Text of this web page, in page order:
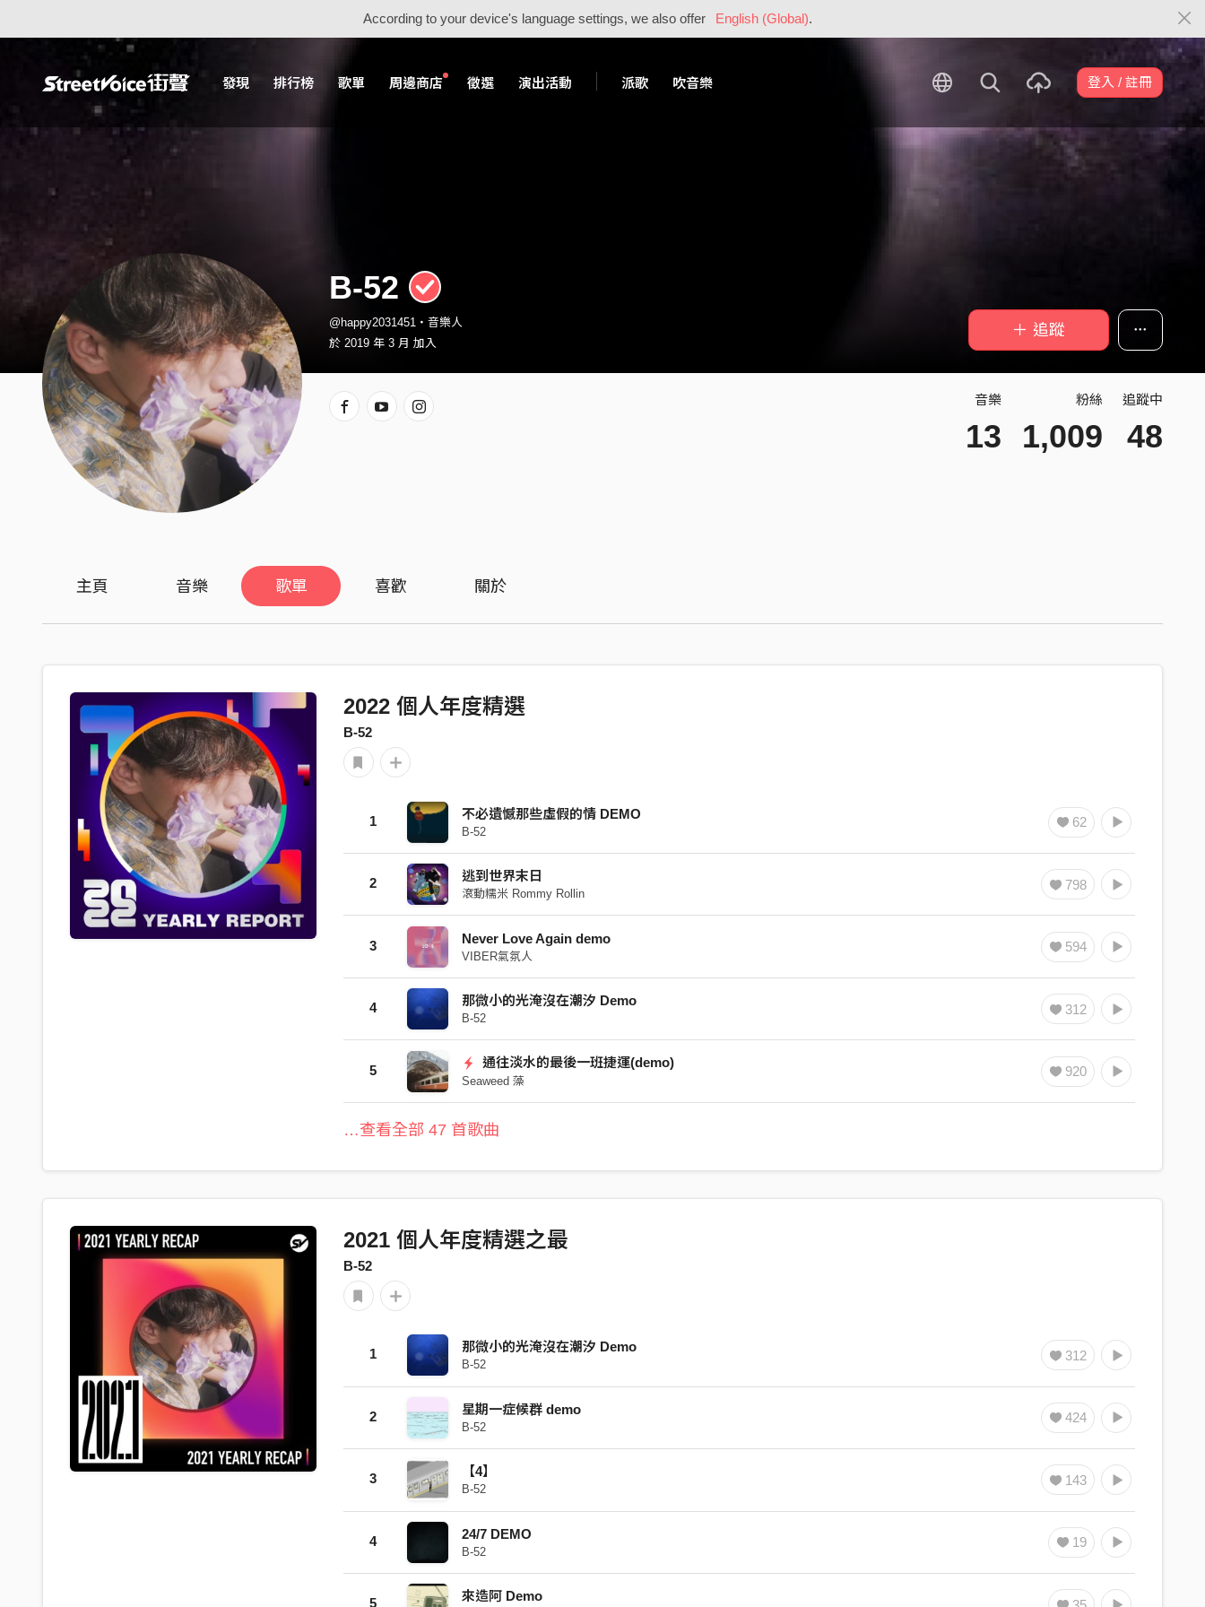
According to your device's language settings, we also offer English (Global).
發現 排行榜 歌單 周邊商店 徵選 演出活動 派歌 吹音樂 登入 / 註冊
B-52
@happy2031451・音樂人
於 2019 年 3 月 加入
＋ 追蹤
音樂
13
粉絲
1,009
追蹤中
48
主頁 音樂 歌單 喜歡 關於
2022 個人年度精選
B-52
1 不必遺憾那些虛假的情 DEMO
B-52
62
2 逃到世界末日
滾動糯米 Rommy Rollin
798
3 Never Love Again demo
VIBER氣氛人
594
4 那微小的光淹沒在潮汐 Demo
B-52
312
5
通往淡水的最後一班捷運(demo)
Seaweed 藻
920
…查看全部 47 首歌曲
2021 個人年度精選之最
B-52
1 那微小的光淹沒在潮汐 Demo
B-52
312
2 星期一症候群 demo
B-52
424
3 【4】
B-52
143
4 24/7 DEMO
B-52
19
5 來造阿 Demo